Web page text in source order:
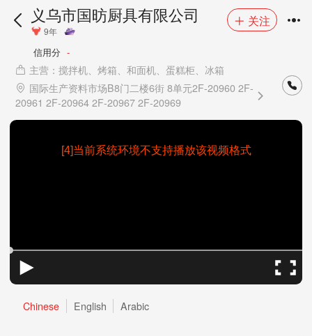
义乌市国昉厨具有限公司
9年
关注
信用分 -
主营：搅拌机、烤箱、和面机、蛋糕柜、冰箱
20961 2F-20964 2F-20967 2F-20969
[4]当前系统环境不支持播放该视频格式
Chinese English Arabic